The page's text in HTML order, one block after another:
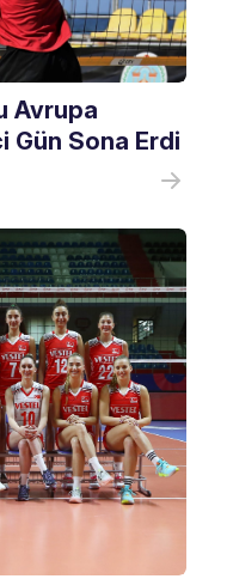
Avrupa
Gün Sona Erdi